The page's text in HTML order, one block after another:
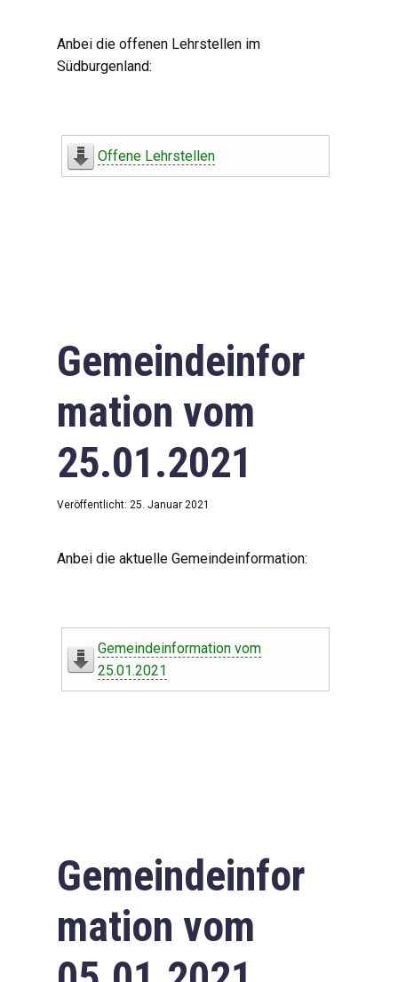
Anbei die offenen Lehrstellen im
Südburgenland:
Offene Lehrstellen
Gemeindeinfor
mation vom
25.01.2021
Veröffentlicht: 25. Januar 2021
Anbei die aktuelle Gemeindeinformation:
Gemeindeinformation vom
25.01.2021
Gemeindeinfor
mation vom